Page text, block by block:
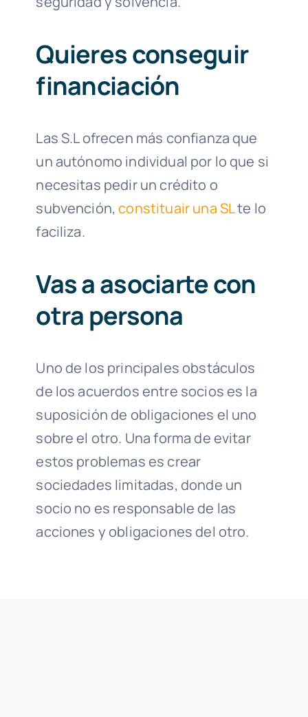
Quieres conseguir
financiación
Las S.L ofrecen más confianza que
un autónomo individual por lo que si
necesitas pedir un crédito o
subvención,constituair una SLte lo
faciliza.
Vas a asociarte con
otra persona
Uno de los principales obstáculos
de los acuerdos entre socios es la
suposición de obligaciones el uno
sobre el otro. Una forma de evitar
estos problemas es crear
sociedades limitadas, donde un
socio no es responsable de las
acciones y obligaciones del otro.